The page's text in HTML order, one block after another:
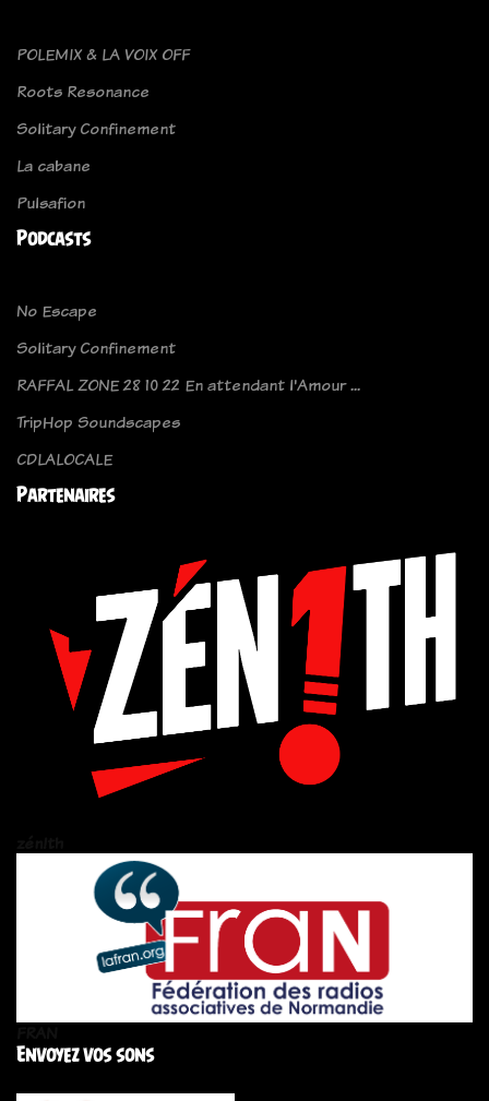
POLEMIX & LA VOIX OFF
Roots Resonance
Solitary Confinement
La cabane
Pulsafion
Podcasts
No Escape
Solitary Confinement
RAFFAL ZONE 28 10 22 En attendant l'Amour ...
TripHop Soundscapes
CDLALOCALE
Partenaires
Envoyez vos sons